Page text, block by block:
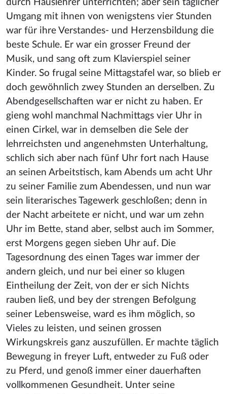
durch Hauslehrer unterrichten; aber sein täglicher
Umgang mit ihnen von wenigstens vier Stunden
war für ihre Verstandes- und Herzensbildung die
beste Schule. Er war ein grosser Freund der
Musik, und sang oft zum Klavierspiel seiner
Kinder. So frugal seine Mittagstafel war, so blieb er
doch gewöhnlich zwey Stunden an derselben. Zu
Abendgesellschaften war er nicht zu haben. Er
gieng wohl manchmal Nachmittags vier Uhr in
einen Cirkel, war in demselben die Sele der
lehrreichsten und angenehmsten Unterhaltung,
schlich sich aber nach fünf Uhr fort nach Hause
an seinen Arbeitstisch, kam Abends um acht Uhr
zu seiner Familie zum Abendessen, und nun war
sein literarisches Tagewerk geschloßen; denn in
der Nacht arbeitete er nicht, und war um zehn
Uhr im Bette, stand aber, selbst auch im Sommer,
erst Morgens gegen sieben Uhr auf. Die
Tagesordnung des einen Tages war immer der
andern gleich, und nur bei einer so klugen
Eintheilung der Zeit, von der er sich Nichts
rauben ließ, und bey der strengen Befolgung
seiner Lebensweise, ward es ihm möglich, so
Vieles zu leisten, und seinen grossen
Wirkungskreis ganz auszufüllen. Er machte täglich
Bewegung in freyer Luft, entweder zu Fuß oder
zu Pferd, und genoß immer einer dauerhaften
vollkommenen Gesundheit. Unter seine